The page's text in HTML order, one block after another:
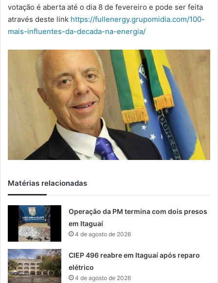
votação é aberta até o dia 8 de fevereiro e pode ser feita
através deste link https://fullenergy.grupomidia.com/100-
mais-influentes-da-decada-na-energia/
Matérias relacionadas
Operação da PM termina com dois presos
em Itaguaí
4 de agosto de 2026
CIEP 496 reabre em Itaguaí após reparo
elétrico
4 de agosto de 2026